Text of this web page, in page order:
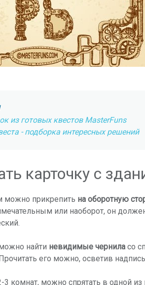
из готовых квестов MasterFuns
- подборка интересных решений
карточку с
можно прикрепить на оборотную
или наоборот, он
найти невидимые чернила со
его можно, осветив
3 комнат, можно спрятать в одной